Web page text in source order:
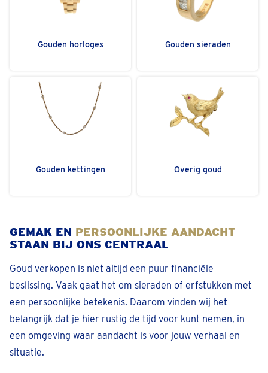
Gouden horloges Gouden sieraden
Gouden kettingen Overig goud
GEMAK EN PERSOONLIJKE AANDACHT
STAAN BIJ ONS CENTRAAL
Goud verkopen is niet altijd een puur financiële
beslissing. Vaak gaat het om sieraden of erfstukken met
een persoonlijke betekenis. Daarom vinden wij het
belangrijk dat je hier rustig de tijd voor kunt nemen, in
een omgeving waar aandacht is voor jouw verhaal en
situatie.